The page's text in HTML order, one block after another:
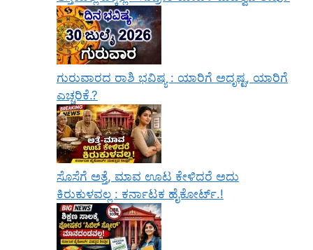
ಗುರುವಾರದ ರಾಶಿ ಭವಿಷ್ಯ : ಯಾರಿಗೆ ಅದೃಷ್ಟ, ಯಾರಿಗೆ
ಎಚ್ಚರಿಕೆ.?
ಸೊಸೆಗೆ ಅತ್ತೆ, ಮಾವ ಊಟ ಕೇಳಿದರೆ ಅದು
ಕಿರುಕುಳವಲ್ಲ : ಕರ್ನಾಟಕ ಹೈಕೋರ್ಟ್.!